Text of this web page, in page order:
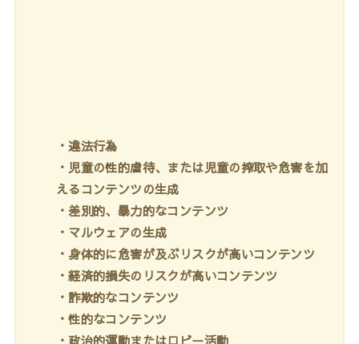
・違法行為
・児童の性的虐待、または児童の搾取や危害を加
えるコンテンツの生成
・差別的、暴力的なコンテンツ
・マルウェアの生成
・身体的に危害が及ぶリスクが高いコンテンツ
・経済的損失のリスクが高いコンテンツ
・詐欺的なコンテンツ
・性的なコンテンツ
・政治的運動またはロビー活動